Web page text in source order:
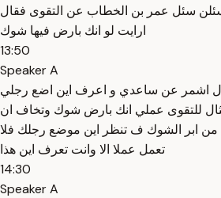
سئلن سئل عمر بن الخطاب عن التقوى فقال
ارايت لو انك بارض فيها شوك
13:50
Speaker A
اشمر عن ساعدي و اعرف اين اضع رجلي
للتقوى عملي انك بارض شوك وتخاف ان
من ابر الشوك ف تنظر اين موضع رجلك فلا
تعمل عملا الا وانت تعرف اين هذا
14:30
Speaker A